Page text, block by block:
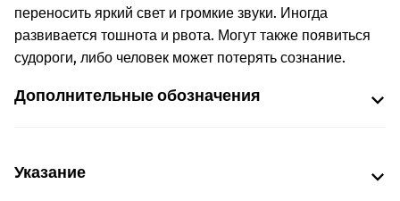
переносить яркий свет и громкие звуки. Иногда
развивается тошнота и рвота. Могут также появиться
судороги, либо человек может потерять сознание.
Дополнительные обозначения
Указание